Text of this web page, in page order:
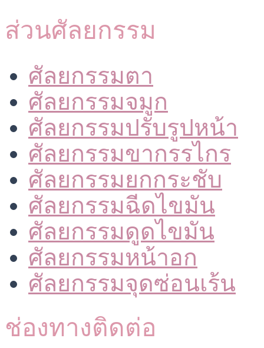
ส่วนศัลยกรรม
ศัลยกรรมตา
ศัลยกรรมจมูก
ศัลยกรรมปรับรูปหน้า
ศัลยกรรมขากรรไกร
ศัลยกรรมยกกระชับ
ศัลยกรรมฉีดไขมัน
ศัลยกรรมดูดไขมัน
ศัลยกรรมหน้าอก
ศัลยกรรมจุดซ่อนเร้น
ช่องทางติดต่อ